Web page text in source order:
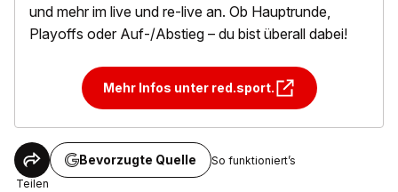
und mehr im live und re-live an. Ob Hauptrunde,
Playoffs oder Auf-/Abstieg – du bist überall dabei!
Mehr Infos unter red.sport.
Teilen
Bevorzugte Quelle So funktioniert’s